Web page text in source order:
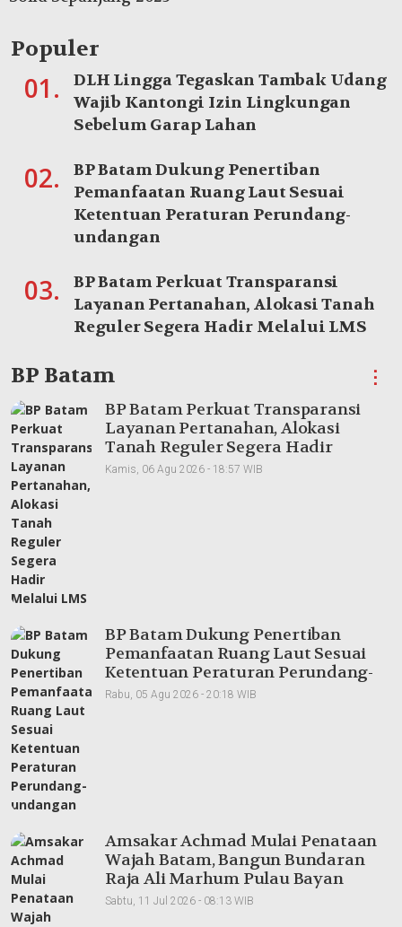
Populer
01.
DLH Lingga Tegaskan Tambak Udang
Wajib Kantongi Izin Lingkungan
Sebelum Garap Lahan
02.
BP Batam Dukung Penertiban
Pemanfaatan Ruang Laut Sesuai
Ketentuan Peraturan Perundang-
undangan
03.
BP Batam Perkuat Transparansi
Layanan Pertanahan, Alokasi Tanah
Reguler Segera Hadir Melalui LMS
BP Batam ⋮
BP Batam Perkuat Transparansi
Layanan Pertanahan, Alokasi
Tanah Reguler Segera Hadir
Melalui LMS
Kamis, 06 Agu 2026 - 18:57 WIB
BP Batam Dukung Penertiban
Pemanfaatan Ruang Laut Sesuai
Ketentuan Peraturan Perundang-
undangan
Rabu, 05 Agu 2026 - 20:18 WIB
Amsakar Achmad Mulai Penataan
Wajah Batam, Bangun Bundaran
Raja Ali Marhum Pulau Bayan
Sabtu, 11 Jul 2026 - 08:13 WIB